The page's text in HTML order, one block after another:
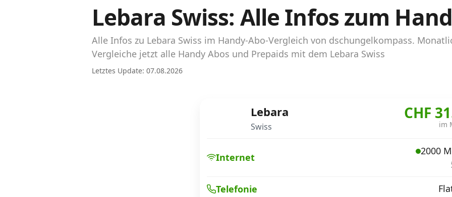
Daten-Abos vergleichen
Abos für Tablets, Hotspots und Smart
Tarifrechner Handy-Abo
Der gute alte Tarifrechner im neuen Design
Lebara Swiss: Alle Infos zum
Alle Infos zu Lebara Swiss im Handy-Abo-Vergleich von dschungelkompass.
Vergleiche jetzt alle Handy Abos und Prepaids mit dem Lebara Swiss
Letztes Update: 07.08.2026
Lebara
Swiss
CHF
im
Internet
2000
Telefonie